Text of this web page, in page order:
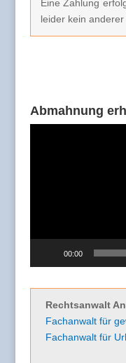
Eine Zahlung
leider kein
Abmahnung
00:00
Rechtsanwalt
Fachanwalt für
Fachanwalt für